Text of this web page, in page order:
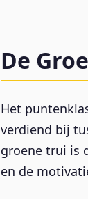
De
Het
verdiend bij
groene trui is
en de